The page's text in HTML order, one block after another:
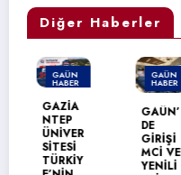
Diğer Haberler
GAÜN
HABER
MANŞET
GAZİA
NTEP
ÜNİVER
SİTESİ
TÜRKİY
GAÜN
HABER
GAÜN’
DE
GİRİŞİ
MCİ VE
YENİLİ